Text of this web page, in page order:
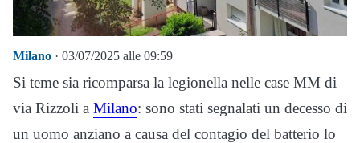
Milano · 03/07/2025 alle 09:59
Si teme sia ricomparsa la legionella nelle case MM di
via Rizzoli a Milano: sono stati segnalati un decesso di
un uomo anziano a causa del contagio del batterio lo